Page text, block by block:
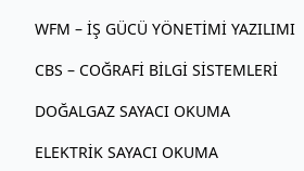
WFM – İŞ GÜCÜ YÖNETIMI YAZILIMI
CBS – COĞRAFI BILGI SISTEMLERI
DOĞALGAZ SAYACI OKUMA
ELEKTRIK SAYACI OKUMA